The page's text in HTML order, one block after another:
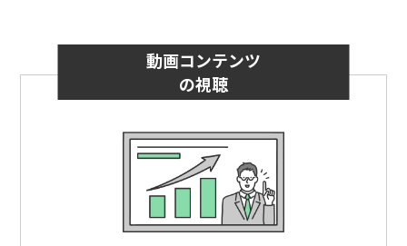
動画コンテンツ
の視聴